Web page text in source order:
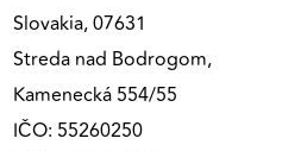
Slovakia, 07631
Streda nad Bodrogom,
Kamenecká 554/55
IČO: 55260250